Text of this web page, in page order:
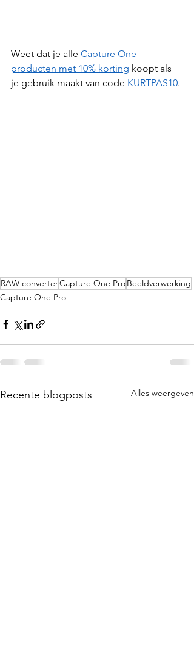
Weet dat je alle Capture One
producten met 10% korting koopt als
je gebruik maakt van code KURTPAS10.
RAW converterCapture One ProBeeldverwerking
Capture One Pro
Recente blogposts Alles weergeven